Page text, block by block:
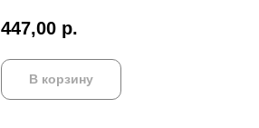
447,00 р.
В корзину